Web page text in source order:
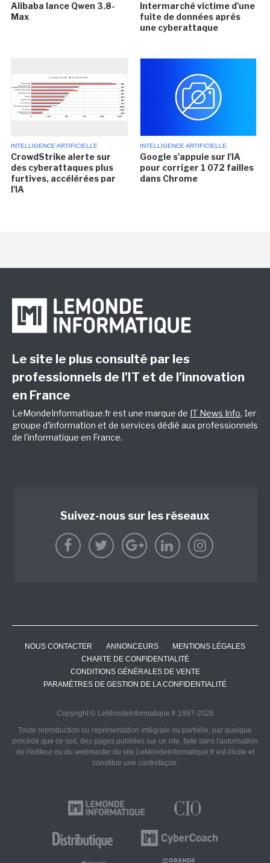
Alibaba lance Qwen 3.8-
Max
Intermarché victime d'une
fuite de données après
une cyberattaque
INTELLIGENCE ARTIFICIELLE
CrowdStrike alerte sur
des cyberattaques plus
furtives, accélérées par
l'IA
INTELLIGENCE ARTIFICIELLE
Google s'appuie sur l'IA
pour corriger 1 072 failles
dans Chrome
Le site le plus consulté par les
professionnels de l’IT et de l’innovation
en France
LeMondeInformatique.fr est une marque de IT News Info, 1er
groupe d'information et de services dédié aux professionnels
de l'informatique en France.
Suivez-nous sur les réseaux
NOUS CONTACTER ANNONCEURS
MENTIONS LÉGALES
CHARTE DE CONFIDENTIALITÉ
CONDITIONS GÉNÉRALES DE VENTE
PARAMÈTRES DE GESTION DE LA CONFIDENTIALITÉ
Copyright © LeMondeInformatique.fr 1997-2026
Toute reproduction ou représentation intégrale ou partielle, par quelque
procédé que ce soit, des pages publiées sur ce site, faite sans l'autorisation
de l'éditeur ou du webmaster du site LeMondeInformatique.fr est illicite et
constitue une contrefaçon.